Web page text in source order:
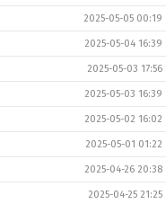
2025-05-05 00:19
2025-05-04 16:39
2025-05-03 17:56
2025-05-03 16:39
2025-05-02 16:02
2025-05-01 01:22
2025-04-26 20:38
2025-04-25 21:25